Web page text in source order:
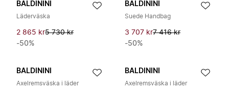
BALDININI
Läderväska
2 865 kr5 730 kr
-50%
BALDININI
Suede Handbag
3 707 kr7 416 kr
-50%
BALDININI
Axelremsväska i läder
BALDININI
Axelremsväska i läder